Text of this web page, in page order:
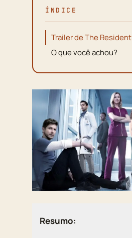
ÍNDICE
Trailer de The Resident
O que você achou?
Resumo: